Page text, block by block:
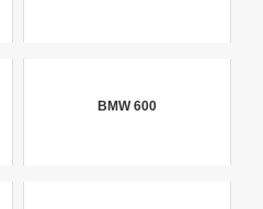
BMW 600